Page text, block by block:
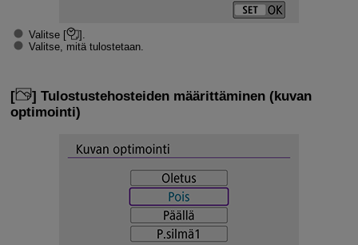
Valitse [
].
Valitse, mitä tulostetaan.
[
] Tulostustehosteiden määrittäminen (kuvan
optimointi)